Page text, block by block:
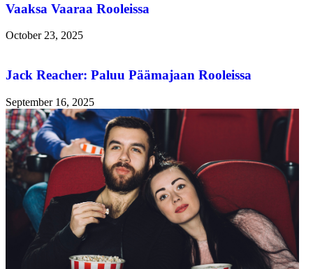
Vaaksa Vaaraa Rooleissa
October 23, 2025
Jack Reacher: Paluu Päämajaan Rooleissa
September 16, 2025